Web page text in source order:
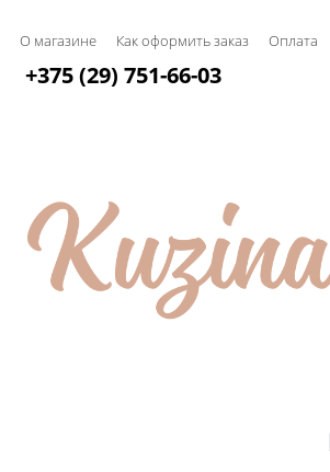
О магазине Как оформить заказ Оплата
+375 (29) 751-66-03